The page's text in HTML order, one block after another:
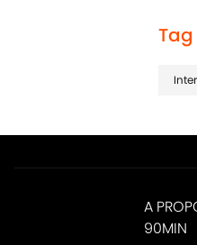
Inter
A
90MIN